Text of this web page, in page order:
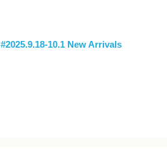
#2025.9.18-10.1 New Arrivals